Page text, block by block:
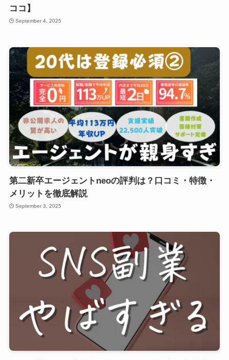
ココ】
September 4, 2025
第二新卒エージェントneoの評判は？口コミ・特徴・
メリットを徹底解説
September 3, 2025